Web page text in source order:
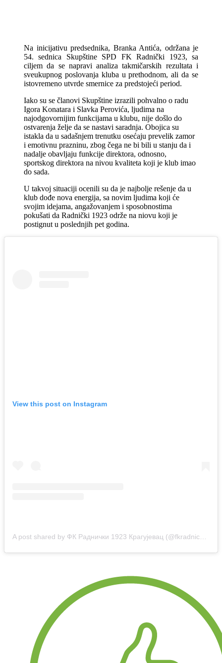
Na inicijativu predsednika, Branka Antića, održana je
54. sednica Skupštine SPD FK Radnički 1923, sa
ciljem da se napravi analiza takmičarskih rezultata i
sveukupnog poslovanja kluba u prethodnom, ali da se
istovremeno utvrde smernice za predstojeći period.
Iako su se članovi Skupštine izrazili pohvalno o radu
Igora Konatara i Slavka Perovića, ljudima na
najodgovornijim funkcijama u klubu, nije došlo do
ostvarenja želje da se nastavi saradnja. Obojica su
istakla da u sadašnjem trenutku osećaju prevelik zamor
i emotivnu prazninu, zbog čega ne bi bili u stanju da i
nadalje obavljaju funkcije direktora, odnosno,
sportskog direktora na nivou kvaliteta koji je klub imao
do sada.
U takvoj situaciji ocenili su da je najbolje rešenje da u
klub dođe nova energija, sa novim ljudima koji će
svojim idejama, angažovanjem i sposobnostima
pokušati da Radnički 1923 održe na niovu koji je
postignut u poslednjih pet godina.
View this post on Instagram